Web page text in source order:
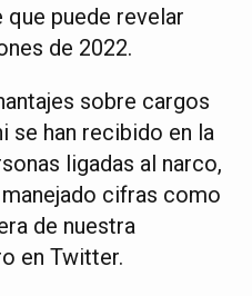
puede revelar
de 2022.
sobre cargos
se han recibido en la
ligadas al narco,
cifras como
de nuestra
en Twitter.